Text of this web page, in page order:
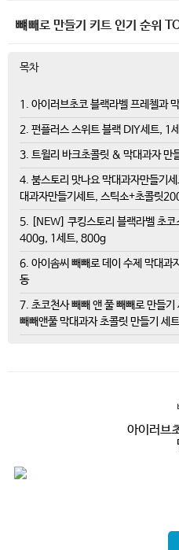
뺴빼로 만들기 키트 인기 순위
목차
1. 아이러브초코 블랙라벨 프레첼과
2. 펀플러스 스위트 블랙 DIY세트, 1
3. 트윌리 바크초콜릿 & 막대과자 만
4. 붐스토리 맛나요 막대과자만들기
대과자만들기세트, 스틱소+초콜릿
5. [NEW] 쿠킹스토리 블랙라벨 초
400g, 1세트, 800g
6. 아이솜씨 빼빼로 데이 수제 막대과
동
7. 초코천사 빼빼 앤 풀 빼빼로 만들
빼빼앤풀 막대과자 초콜릿 만들기 세트
아이러브